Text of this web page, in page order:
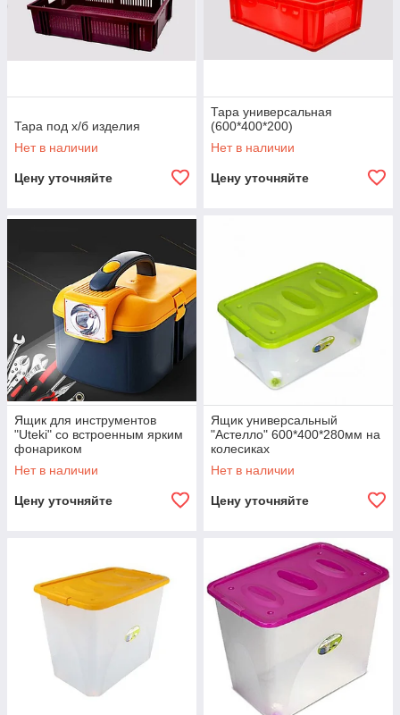
Тара под х/б изделия
Нет в наличии
Цену уточняйте
Тара универсальная
(600*400*200)
Нет в наличии
Цену уточняйте
Ящик для инструментов
"Uteki" со встроенным ярким
фонариком
Нет в наличии
Цену уточняйте
Ящик универсальный
"Астелло" 600*400*280мм на
колесиках
Нет в наличии
Цену уточняйте